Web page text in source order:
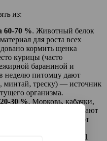
из:
60-70 %. Животный белок
для роста всех
кормить щенка
курицы (часто
бараниной и
неделю питомцу дают
минтай, треску) — источник
организма.
30 %. Морковь, кабачки,
тыква обеспечивают
поддерживают
Для усвоения
с кормом добавляют 1